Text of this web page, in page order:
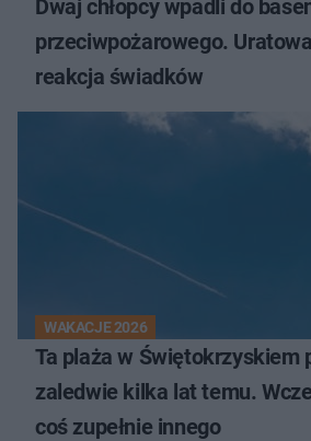
Dwaj chłopcy wpadli do
przeciwpożarowego.
reakcja świadków
WAKACJE 2026
Ta plaża w Świętokrzyskiem
zaledwie kilka lat temu.
coś zupełnie innego